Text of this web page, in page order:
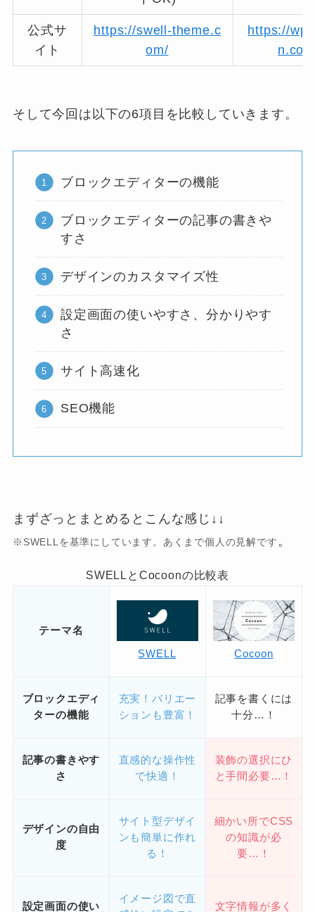
公式サ
イト
https://swell-theme.c
om/
https://
そして今回は以下の6項目を比較していきます。
ブロックエディターの機能
ブロックエディターの記事の書きや
すさ
デザインのカスタマイズ性
設定画面の使いやすさ、分かりやす
さ
サイト高速化
SEO機能
まずざっとまとめるとこんな感じ↓↓
※SWELLを基準にしています。あくまで個人の見解です 。
SWELLとCocoonの比較表
テーマ名
SWELL Cocoon
ブロックエディ
ターの機能
充実！バリエー
ションも豊富！
記事を書くには
十分…！
記事の書きやす
さ
直感的な操作性
で快適！
装飾の選択にひ
と手間必要…！
デザインの自由
度
サイト型デザイ
ンも簡単に作れ
る！
細かい所でCSS
の知識が必
要…！
設定画面の使い
イメージ図で直
文字情報が多く